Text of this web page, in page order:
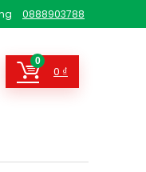
0888903788
0
0 ₫